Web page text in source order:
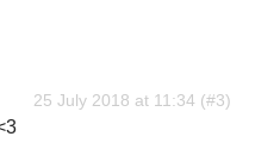
25 July 2018 at 11:34